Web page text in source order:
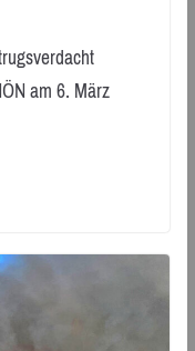
am 6. März